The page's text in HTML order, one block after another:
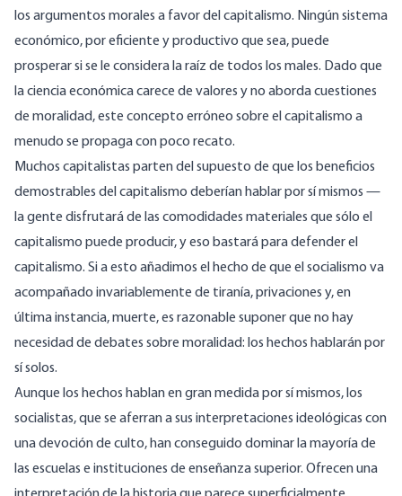
los argumentos morales a favor del capitalismo. Ningún sistema
económico, por eficiente y productivo que sea, puede
prosperar si se le considera la raíz de todos los males. Dado que
la ciencia económica carece de valores y no aborda cuestiones
de moralidad, este concepto erróneo sobre el capitalismo a
menudo se propaga con poco recato.
Muchos capitalistas parten del supuesto de que los beneficios
demostrables del capitalismo deberían hablar por sí mismos —
la gente disfrutará de las comodidades materiales que sólo el
capitalismo puede producir, y eso bastará para defender el
capitalismo. Si a esto añadimos el hecho de que el socialismo va
acompañado invariablemente de tiranía, privaciones y, en
última instancia, muerte, es razonable suponer que no hay
necesidad de debates sobre moralidad: los hechos hablarán por
sí solos.
Aunque los hechos hablan en gran medida por sí mismos, los
socialistas, que se aferran a sus interpretaciones ideológicas con
una devoción de culto, han conseguido dominar la mayoría de
las escuelas e instituciones de enseñanza superior. Ofrecen una